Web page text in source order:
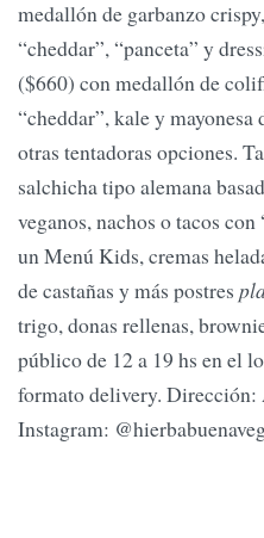
medallón de garbanzo
“cheddar”, “panceta” y
($660) con medallón de
“cheddar”, kale y
otras tentadoras opciones.
salchicha tipo alemana
veganos, nachos o tacos
un Menú Kids, cremas
de castañas y más postres
trigo, donas rellenas,
público de 12 a 19 hs en el
formato delivery. Dirección:
Instagram: